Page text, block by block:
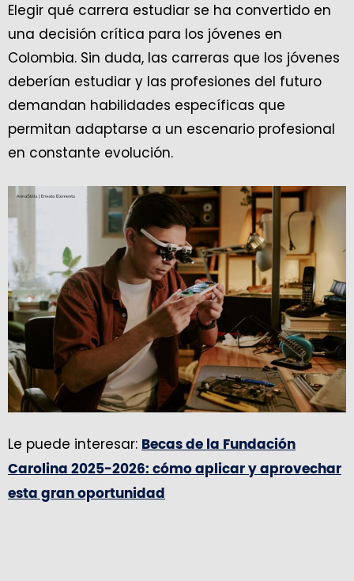
Elegir qué carrera estudiar se ha convertido en
una decisión crítica para los jóvenes en
Colombia. Sin duda, las carreras que los jóvenes
deberían estudiar y las profesiones del futuro
demandan habilidades específicas que
permitan adaptarse a un escenario profesional
en constante evolución.
Le puede interesar: Becas de la Fundación
Carolina 2025-2026: cómo aplicar y aprovechar
esta gran oportunidad